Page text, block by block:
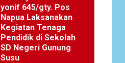
yonif 645/gty. Pos
Napua Laksanakan
Kegiatan Tenaga
Pendidik di Sekolah
SD Negeri Gunung
Susu